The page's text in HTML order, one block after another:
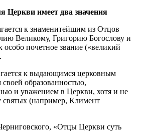
Церкви имеет два значения
к знаменитейшим из Отцов
Великому, Григорию Богослову и
особо почетное звание («великий
к выдающимся церковным
образованностью,
и уважением в Церкви, хотя и не
(например, Климент
«Отцы Церкви суть